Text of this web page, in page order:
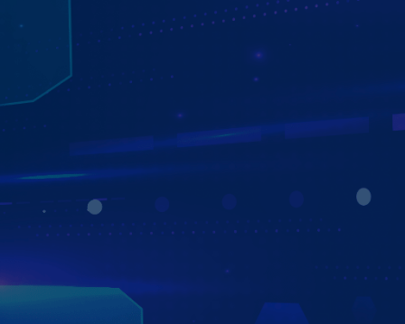
RA LỆNH GIỌNG NÓI THÔNG MINH VỚI
TRỢ LÝ KIKI
NGHE HIỂU GIỌNG NÓI 3 MIỀN BẮC - TRUNG - NAM
Sản phẩm mang tới cho người dùng trải nghiệm lái xe
rảnh tay rảnh mắt, an toàn thông qua điều khiển giọng
hoạt nghe - hiểu giọng nói 3 miền Bắc - Trung - Nam, rút
ngắn khoảng cách giữa con người và máy móc.